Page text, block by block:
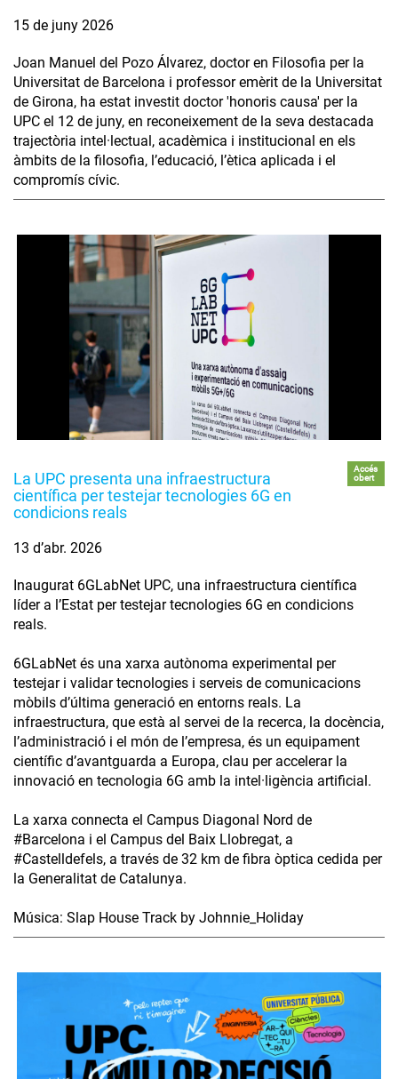
15 de juny 2026
Joan Manuel del Pozo Álvarez, doctor en Filosofia per la
Universitat de Barcelona i professor emèrit de la Universitat
de Girona, ha estat investit doctor 'honoris causa' per la
UPC el 12 de juny, en reconeixement de la seva destacada
trajectòria intel·lectual, acadèmica i institucional en els
àmbits de la filosofia, l’educació, l’ètica aplicada i el
compromís cívic.
La UPC presenta una infraestructura
científica per testejar tecnologies 6G en
condicions reals
Accés
obert
13 d’abr. 2026
Inaugurat 6GLabNet UPC, una infraestructura científica
líder a l’Estat per testejar tecnologies 6G en condicions
reals.
6GLabNet és una xarxa autònoma experimental per
testejar i validar tecnologies i serveis de comunicacions
mòbils d’última generació en entorns reals. La
infraestructura, que està al servei de la recerca, la docència,
l’administració i el món de l’empresa, és un equipament
científic d’avantguarda a Europa, clau per accelerar la
innovació en tecnologia 6G amb la intel·ligència artificial.
La xarxa connecta el Campus Diagonal Nord de
#Barcelona i el Campus del Baix Llobregat, a
#Castelldefels, a través de 32 km de fibra òptica cedida per
la Generalitat de Catalunya.
Música: Slap House Track by Johnnie_Holiday